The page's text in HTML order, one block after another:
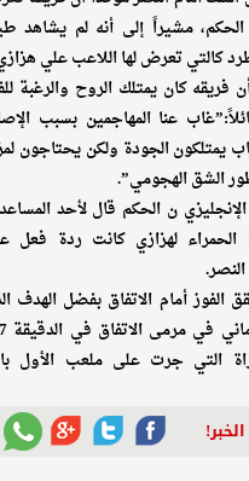
مشيراً إلى أنه لم يشاهد
كالتي تعرض لها اللاعب علي
فريقه كان يمتلك الروح والرغبة
عنا المهاجمين بسبب
يمتلكون الجودة ولكن يحتاجون
الشق الهجومي”.
ن الحكم قال لأحد
الحمراء لهزازي كانت ردة فعل
الفوز أمام الاتفاق بفضل الهدف
سجله
التي جرت على ملعب الأول